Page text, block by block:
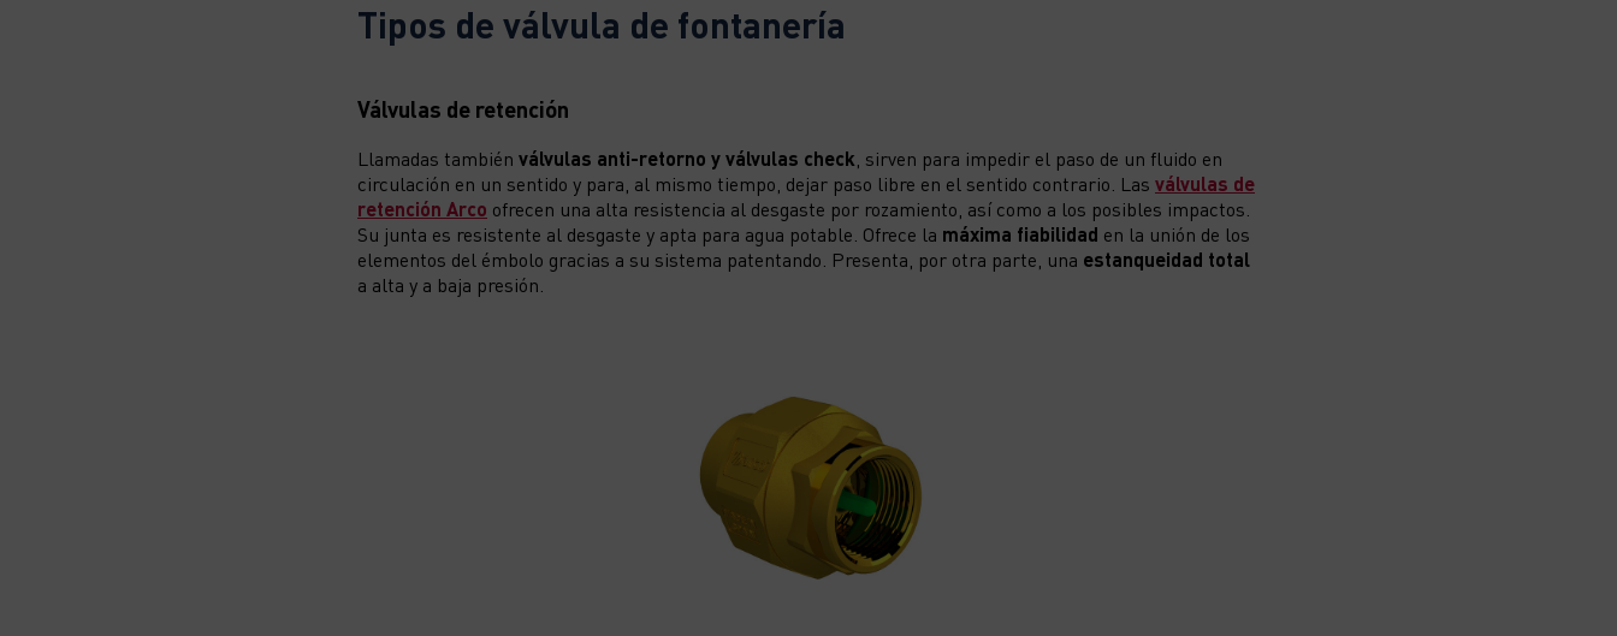
Tipos de válvula de fontanería
Válvulas de retención
Llamadas también válvulas anti-retorno y válvulas check , sirven para impedir el paso de un fluido en
circulación en un sentido y para, al mismo tiempo, dejar paso libre en el sentido contrario. Las válvulas de
retención Arco ofrecen una alta resistencia al desgaste por rozamiento, así como a los posibles impactos.
Su junta es resistente al desgaste y apta para agua potable. Ofrece la máxima fiabilidad en la unión de los
elementos del émbolo gracias a su sistema patentando. Presenta, por otra parte, una estanqueidad total
a alta y a baja presión.